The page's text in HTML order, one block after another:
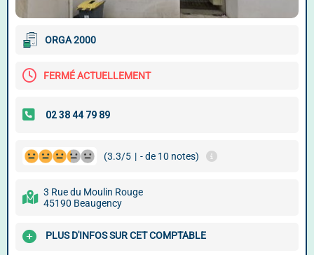
ORGA 2000
FERMÉ ACTUELLEMENT
(3.3/5 | - de 10 notes)
3 Rue du Moulin Rouge
45190 Beaugency
PLUS D'INFOS SUR CET COMPTABLE